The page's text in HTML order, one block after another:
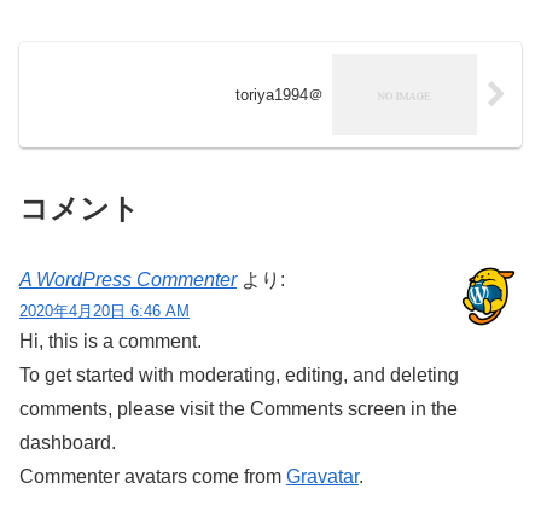
toriya1994＠
コメント
A WordPress Commenter より:
2020年4月20日 6:46 AM
Hi, this is a comment.
To get started with moderating, editing, and deleting
comments, please visit the Comments screen in the
dashboard.
Commenter avatars come from Gravatar.